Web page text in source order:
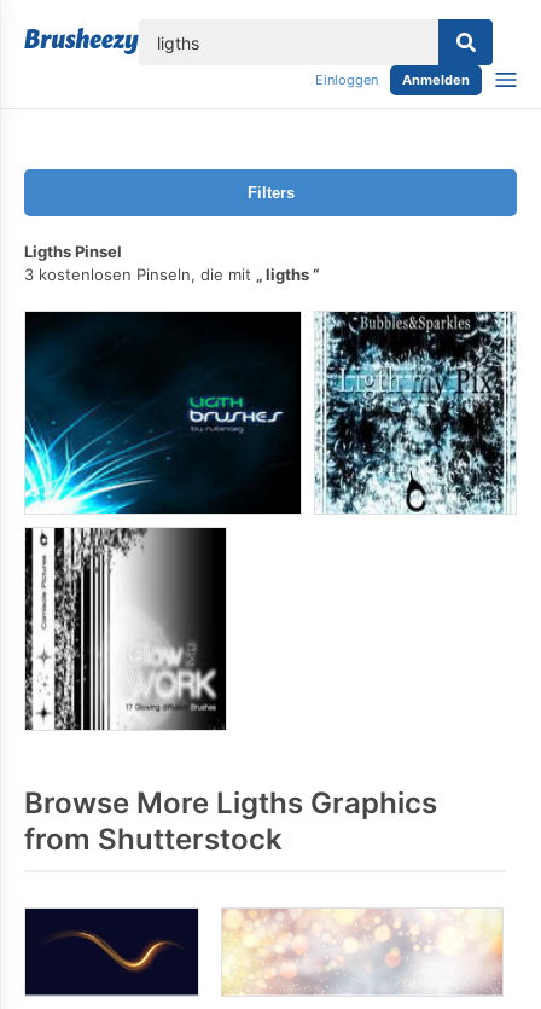
Einloggen Anmelden
Filters
Ligths Pinsel
3 kostenlosen Pinseln, die mit
ligths
Browse More Ligths Graphics
from Shutterstock